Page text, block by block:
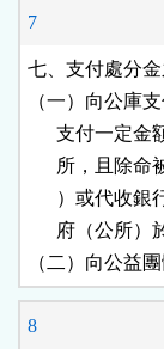
7
七、支
（一）向公庫
支付一定
所，且除
）或代收
府（公所
（二）向公益
8